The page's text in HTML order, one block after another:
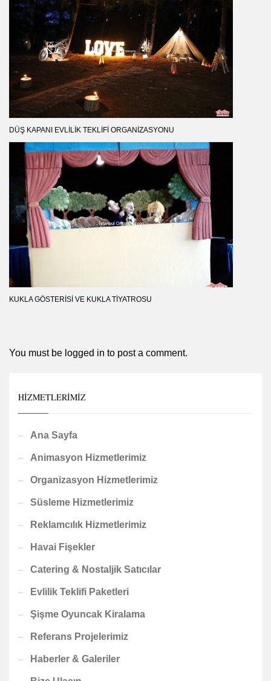
DÜŞ KAPANI EVLILIK TEKLIFI ORGANIZASYONU
KUKLA GÖSTERISI VE KUKLA TIYATROSU
You must be logged in to post a comment.
HIZMETLERIMIZ
Ana Sayfa
Animasyon Hizmetlerimiz
Organizasyon Hizmetlerimiz
Süsleme Hizmetlerimiz
Reklamcılık Hizmetlerimiz
Havai Fişekler
Catering & Nostaljik Satıcılar
Evlilik Teklifi Paketleri
Şişme Oyuncak Kiralama
Referans Projelerimiz
Haberler & Galeriler